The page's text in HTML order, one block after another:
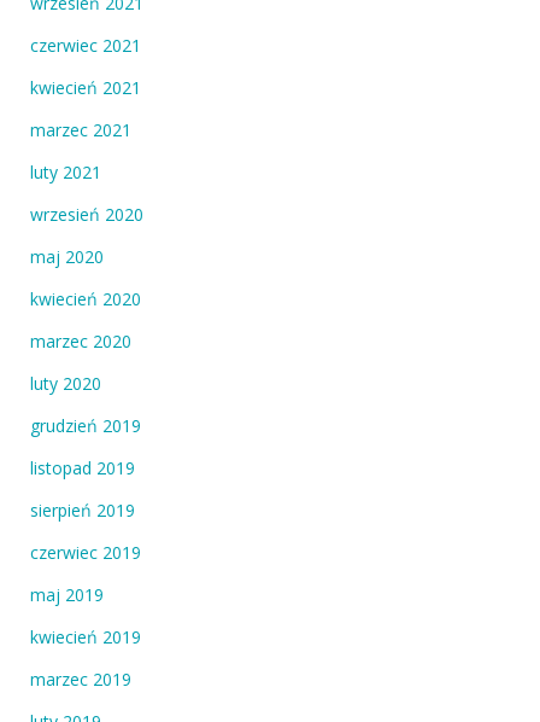
czerwiec 2021
kwiecień 2021
marzec 2021
luty 2021
wrzesień 2020
maj 2020
kwiecień 2020
marzec 2020
luty 2020
grudzień 2019
listopad 2019
sierpień 2019
czerwiec 2019
maj 2019
kwiecień 2019
marzec 2019